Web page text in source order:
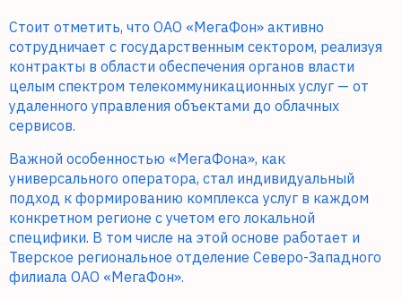
Стоит отметить, что ОАО «МегаФон» активно
сотрудничает с государственным сектором, реализуя
контракты в области обеспечения органов власти
целым спектром телекоммуникационных услуг — от
удаленного управления объектами до облачных
сервисов.
Важной особенностью «МегаФона», как
универсального оператора, стал индивидуальный
подход к формированию комплекса услуг в каждом
конкретном регионе с учетом его локальной
специфики. В том числе на этой основе работает и
Тверское региональное отделение Северо-Западного
филиала ОАО «МегаФон».